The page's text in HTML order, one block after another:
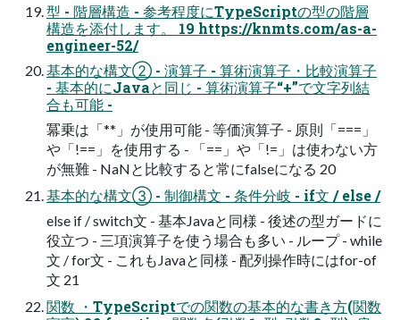
型 - 階層構造 - 参考程度にTypeScriptの型の階層
構造を添付します。 19 https://knmts.com/as-a-
engineer-52/
基本的な構文② - 演算子 - 算術演算子・比較演算子
- 基本的にJavaと同じ - 算術演算子“+”で文字列結
合も可能 -
冪乗は「**」が使用可能 - 等価演算子 - 原則「===」
や「!==」を使用する - 「==」や「!=」は使わない方
が無難 - NaNと比較すると常にfalseになる 20
基本的な構文③ - 制御構文 - 条件分岐 - if文 / else /
else if / switch文 - 基本Javaと同様 - 後述の型ガードに
役立つ - 三項演算子を使う場合も多い - ループ - while
文 / for文 - これもJavaと同様 - 配列操作時にはfor-of
文 21
関数 ・TypeScriptでの関数の基本的な書き方(関数